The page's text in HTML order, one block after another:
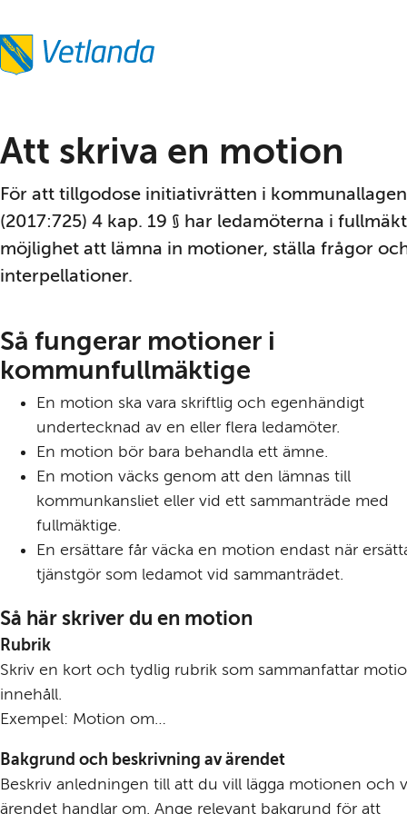
Att skriva en motion
För att tillgodose initiativrätten i kommunallagen
(2017:725) 4 kap. 19 § har ledamöterna i
möjlighet att lämna in motioner, ställa frågor
interpellationer.
Så fungerar motioner i
kommunfullmäktige
En motion ska vara skriftlig och egenhändigt
undertecknad av en eller flera ledamöter.
En motion bör bara behandla ett ämne.
En motion väcks genom att den lämnas till
kommunkansliet eller vid ett sammanträde med
fullmäktige.
En ersättare får väcka en motion endast när
tjänstgör som ledamot vid sammanträdet.
Så här skriver du en motion
Rubrik
Skriv en kort och tydlig rubrik som sammanfattar
innehåll.
Exempel: Motion om…
Bakgrund och beskrivning av ärendet
Beskriv anledningen till att du vill lägga motionen och
ärendet handlar om. Ange relevant bakgrund för att